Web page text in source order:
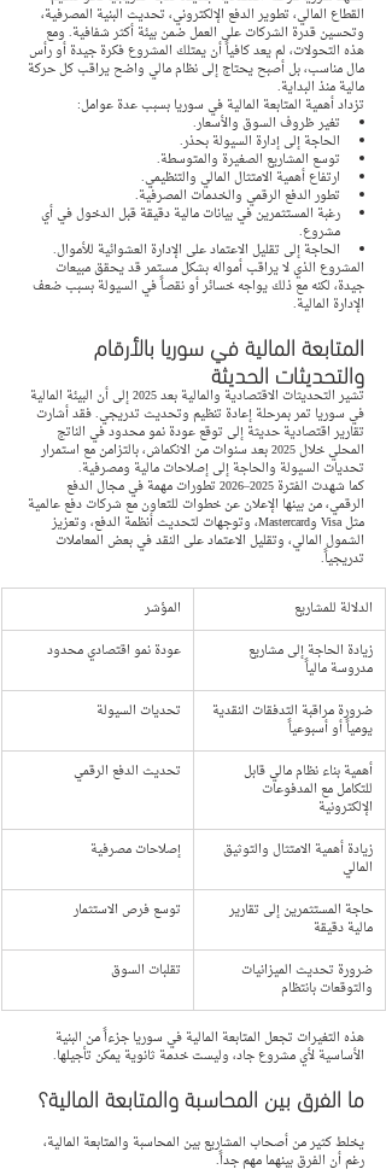
القطاع المالي، تطوير الدفع الإلكتروني، تحديث البنية المصرفية،
وتحسين قدرة الشركات على العمل ضمن بيئة أكثر شفافية. ومع
هذه التحولات، لم يعد كافياً أن يمتلك المشروع فكرة جيدة أو رأس
مال مناسب، بل أصبح يحتاج إلى نظام مالي واضح يراقب كل حركة
مالية منذ البداية.
تزداد أهمية المتابعة المالية في سوريا بسبب عدة عوامل:
تغير ظروف السوق والأسعار.
الحاجة إلى إدارة السيولة بحذر.
توسع المشاريع الصغيرة والمتوسطة.
ارتفاع أهمية الامتثال المالي والتنظيمي.
تطور الدفع الرقمي والخدمات المصرفية.
رغبة المستثمرين في بيانات مالية دقيقة قبل الدخول في أي
مشروع.
الحاجة إلى تقليل الاعتماد على الإدارة العشوائية للأموال.
المشروع الذي لا يراقب أمواله بشكل مستمر قد يحقق مبيعات
جيدة، لكنه مع ذلك يواجه خسائر أو نقصاً في السيولة بسبب ضعف
الإدارة المالية.
المتابعة المالية في سوريا بالأرقام
والتحديثات الحديثة
تشير التحديثات الاقتصادية والمالية بعد 2025 إلى أن البيئة المالية
في سوريا تمر بمرحلة إعادة تنظيم وتحديث تدريجي. فقد أشارت
تقارير اقتصادية حديثة إلى توقع عودة نمو محدود في الناتج
المحلي خلال 2025 بعد سنوات من الانكماش، بالتزامن مع استمرار
تحديات السيولة والحاجة إلى إصلاحات مالية ومصرفية.
كما شهدت الفترة 2025–2026 تطورات مهمة في مجال الدفع
الرقمي، من بينها الإعلان عن خطوات للتعاون مع شركات دفع عالمية
مثل Visa وMastercard، وتوجهات لتحديث أنظمة الدفع، وتعزيز
الشمول المالي، وتقليل الاعتماد على النقد في بعض المعاملات
تدريجياً.
المؤشر
الدلالة للمشاريع
عودة نمو اقتصادي محدود
زيادة الحاجة إلى مشاريع
مدروسة مالياً
تحديات السيولة
ضرورة مراقبة التدفقات النقدية
يومياً أو أسبوعياً
تحديث الدفع الرقمي
أهمية بناء نظام مالي قابل
للتكامل مع المدفوعات
الإلكترونية
إصلاحات مصرفية
زيادة أهمية الامتثال والتوثيق
المالي
توسع فرص الاستثمار
حاجة المستثمرين إلى تقارير
مالية دقيقة
تقلبات السوق
ضرورة تحديث الميزانيات
والتوقعات بانتظام
هذه التغيرات تجعل المتابعة المالية في سوريا جزءاً من البنية
الأساسية لأي مشروع جاد، وليست خدمة ثانوية يمكن تأجيلها.
ما الفرق بين المحاسبة والمتابعة المالية؟
يخلط كثير من أصحاب المشاريع بين المحاسبة والمتابعة المالية،
رغم أن الفرق بينهما مهم جداً.